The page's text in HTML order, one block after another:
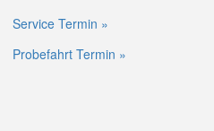
Service Termin »
Probefahrt Termin »